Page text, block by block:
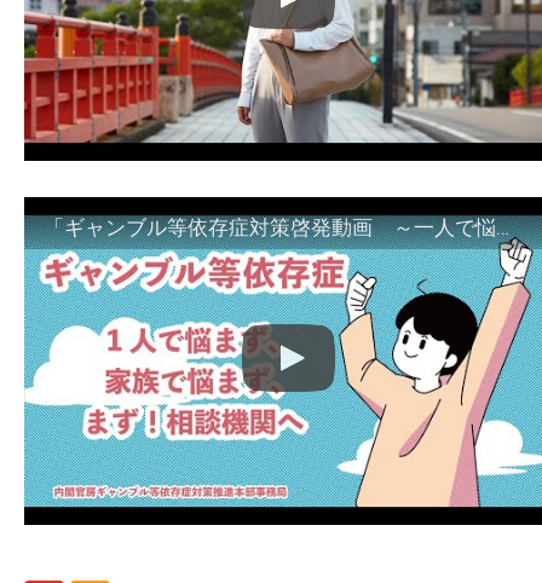
「ギャンブル等依存症対策啓発動画 ～一人で悩まず、家族で悩まず、まず！相談機関へ～」